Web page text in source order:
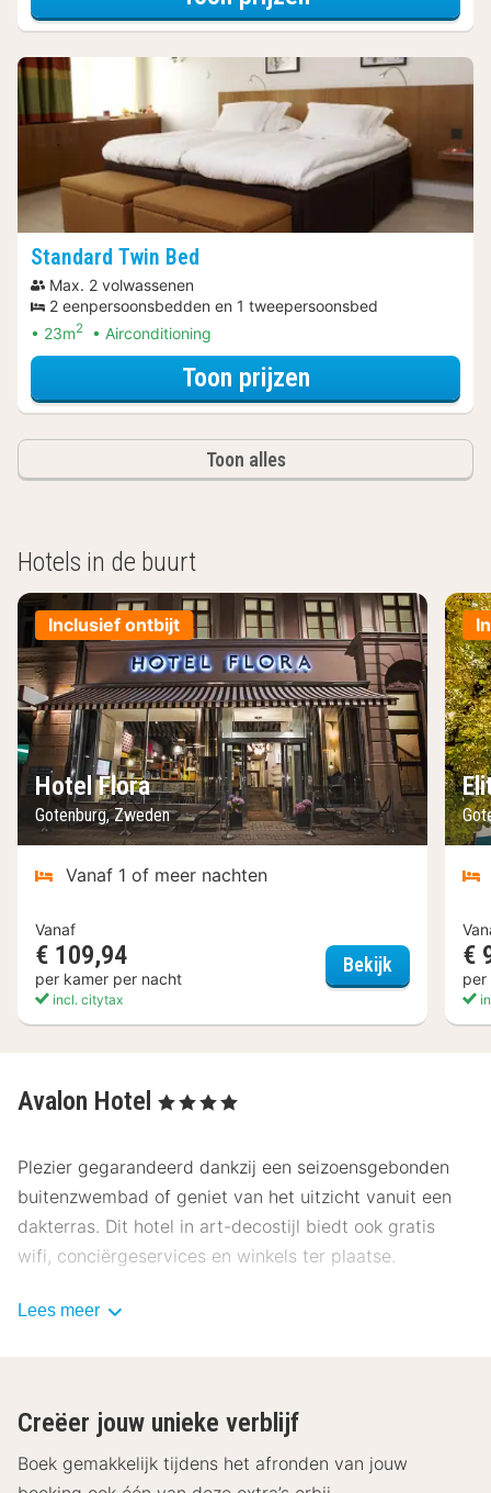
Standard Twin Bed
Max. 2 volwassenen
2 eenpersoonsbedden en 1 tweepersoonsbed
23m2 Airconditioning
Toon prijzenvoor
Toon alles
Hotels in de buurt
Inclusief ontbijt
Hotel Flora
Gotenburg, Zweden
Vanaf 1 of meer nachten
Vanaf
€ 109,94
per kamer per nacht
incl. citytax
Bekijk Hotel Flora
€
per
Avalon Hotel , 4 Sterren
Plezier gegarandeerd dankzij een seizoensgebonden
buitenzwembad of geniet van het uitzicht vanuit een
dakterras. Dit hotel in art-decostijl biedt ook gratis
wifi, conciërgeservices en winkels ter plaatse.
Bestel iets lekkers in het restaurant van dit hotel, waar
De volgende voorzieningen zijn op kerstavond en op
nieuwjaarsdag gesloten: De bar/loungeÉén of
Lees meer
Creëer jouw unieke verblijf
Boek gemakkelijk tijdens het afronden van jouw